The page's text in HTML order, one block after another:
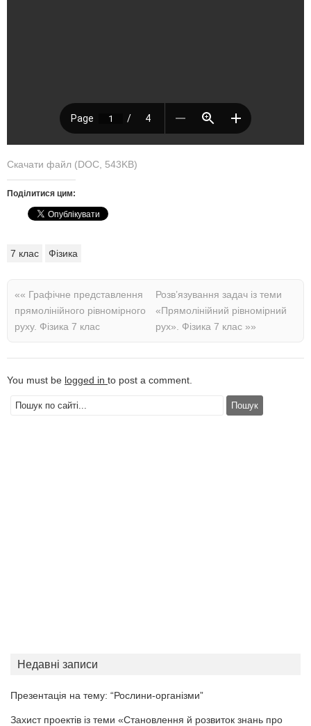
Скачати файл (DOC, 543KB)
Поділитися цим:
7 клас Фізика
«« Графічне представлення
прямолінійного рівномірного
руху. Фізика 7 клас
Розв’язування задач із теми
«Прямолінійний рівномірний
рух». Фізика 7 клас »»
You must be logged in to post a comment.
Недавні записи
Презентація на тему: “Рослини-організми”
Захист проектів із теми «Становлення й розвиток знань про